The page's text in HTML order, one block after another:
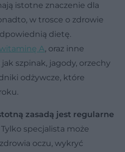
istotne znaczenie dla
w trosce o zdrowie
dietę.
A, oraz inne
szpinak, jagody, orzechy
odżywcze, które
zasadą jest regularne
Tylko specjalista może
oczu, wykryć